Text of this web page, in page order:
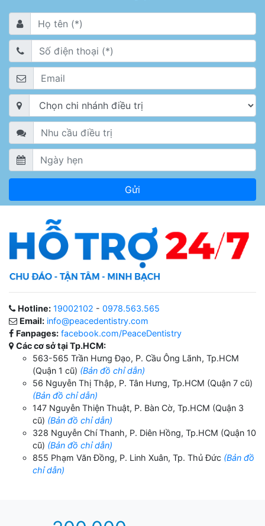
Hotline: 19002102 - 0978.563.565
Email: info@peacedentistry.com
Fanpages: facebook.com/PeaceDentistry
Các cơ sở tại Tp.HCM:
563-565 Trần Hưng Đạo, P. Cầu Ông Lãnh, Tp.HCM
(Quận 1 cũ) (Bản đồ chỉ dẫn)
56 Nguyễn Thị Thập, P. Tân Hưng, Tp.HCM (Quận 7 cũ)
(Bản đồ chỉ dẫn)
147 Nguyễn Thiện Thuật, P. Bàn Cờ, Tp.HCM (Quận 3
cũ) (Bản đồ chỉ dẫn)
328 Nguyễn Chí Thanh, P. Diên Hồng, Tp.HCM (Quận 10
cũ) (Bản đồ chỉ dẫn)
855 Phạm Văn Đồng, P. Linh Xuân, Tp. Thủ Đức (Bản đồ
chỉ dẫn)